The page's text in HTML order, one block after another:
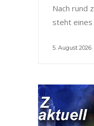
Nach rund
steht
5. August 2026